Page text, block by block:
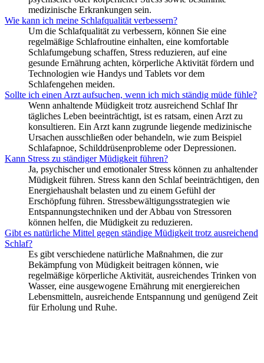
medizinische Erkrankungen sein.
Wie kann ich meine Schlafqualität verbessern?
Um die Schlafqualität zu verbessern, können Sie eine
regelmäßige Schlafroutine einhalten, eine komfortable
Schlafumgebung schaffen, Stress reduzieren, auf eine
gesunde Ernährung achten, körperliche Aktivität fördern und
Technologien wie Handys und Tablets vor dem
Schlafengehen meiden.
Sollte ich einen Arzt aufsuchen, wenn ich mich ständig müde fühle?
Wenn anhaltende Müdigkeit trotz ausreichend Schlaf Ihr
tägliches Leben beeinträchtigt, ist es ratsam, einen Arzt zu
konsultieren. Ein Arzt kann zugrunde liegende medizinische
Ursachen ausschließen oder behandeln, wie zum Beispiel
Schlafapnoe, Schilddrüsenprobleme oder Depressionen.
Kann Stress zu ständiger Müdigkeit führen?
Ja, psychischer und emotionaler Stress können zu anhaltender
Müdigkeit führen. Stress kann den Schlaf beeinträchtigen, den
Energiehaushalt belasten und zu einem Gefühl der
Erschöpfung führen. Stressbewältigungsstrategien wie
Entspannungstechniken und der Abbau von Stressoren
können helfen, die Müdigkeit zu reduzieren.
Gibt es natürliche Mittel gegen ständige Müdigkeit trotz ausreichend
Schlaf?
Es gibt verschiedene natürliche Maßnahmen, die zur
Bekämpfung von Müdigkeit beitragen können, wie
regelmäßige körperliche Aktivität, ausreichendes Trinken von
Wasser, eine ausgewogene Ernährung mit energiereichen
Lebensmitteln, ausreichende Entspannung und genügend Zeit
für Erholung und Ruhe.